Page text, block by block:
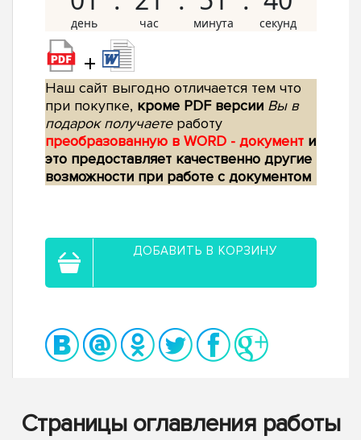
+
Наш сайт выгодно отличается тем что
при покупке, кроме PDF версии Вы в
подарок получаетеработу
преобразованную в WORD - документ и
это предоставляет качественно другие
возможности при работе с документом
ДОБАВИТЬ В КОРЗИНУ
Страницы оглавления работы